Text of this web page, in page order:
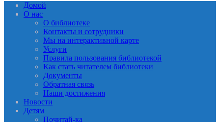
Домой
О нас
О библиотеке
Контакты и сотрудники
Мы на интерактивной карте
Услуги
Правила пользования библиотекой
Как стать читателем библиотеки
Документы
Обратная связь
Наши достижения
Новости
Детям
Почитай-ка